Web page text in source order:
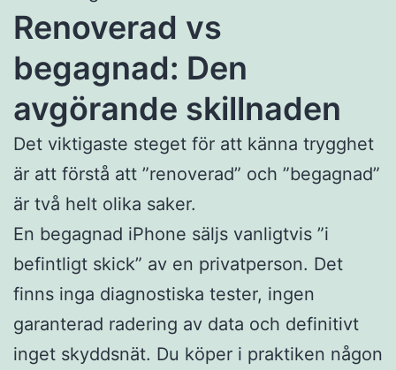
Renoverad vs
begagnad: Den
avgörande skillnaden
Det viktigaste steget för att känna trygghet
är att förstå att ”renoverad” och ”begagnad”
är två helt olika saker.
En begagnad iPhone säljs vanligtvis ”i
befintligt skick” av en privatperson. Det
finns inga diagnostiska tester, ingen
garanterad radering av data och definitivt
inget skyddsnät. Du köper i praktiken någon